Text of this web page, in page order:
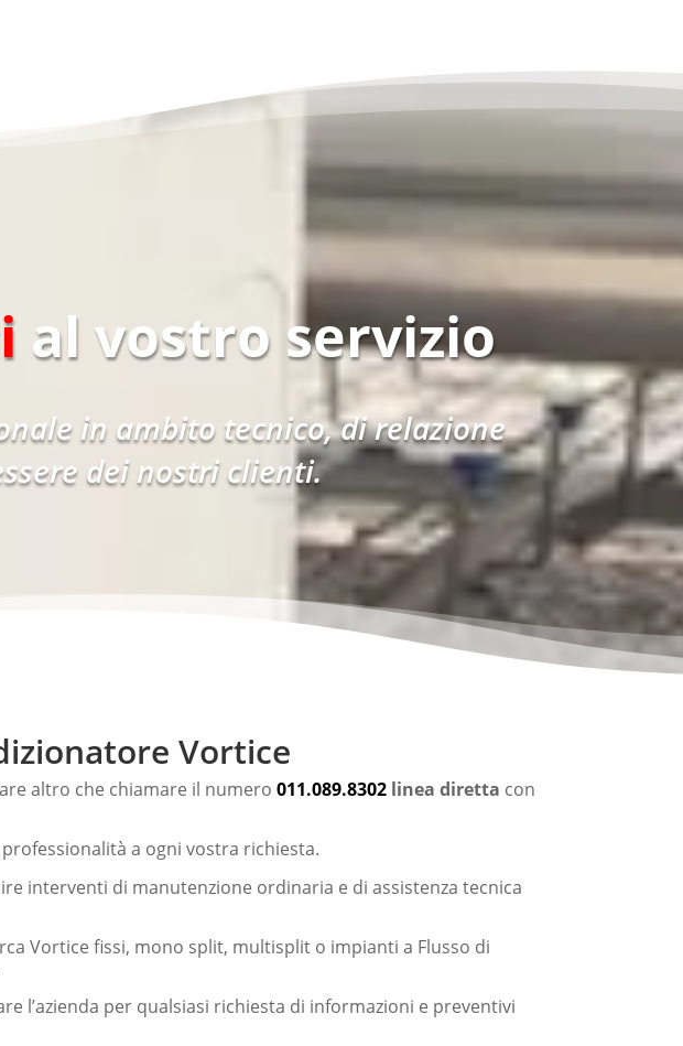
al vostro servizio
in ambito tecnico, di relazione
dei nostri clienti.
Vortice
altro che chiamare il numero 011.089.8302 linea diretta con
a ogni vostra richiesta.
interventi di manutenzione ordinaria e di assistenza tecnica
Vortice fissi, mono split, multisplit o impianti a Flusso di
l’azienda per qualsiasi richiesta di informazioni e preventivi